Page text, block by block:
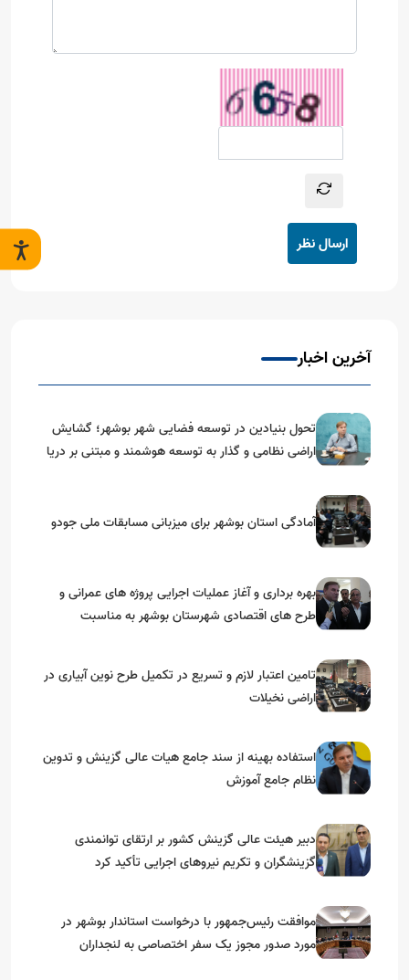
ارسال نظر
آخرین اخبار
تحول بنیادین در توسعه فضایی شهر بوشهر؛ گشایش
اراضی نظامی و گذار به توسعه هوشمند و مبتنی بر دریا
آمادگی استان بوشهر برای میزبانی مسابقات ملی جودو
بهره برداری و آغاز عملیات اجرایی پروژه های عمرانی و
طرح های اقتصادی شهرستان بوشهر به مناسبت
تامین اعتبار لازم و تسریع در تکمیل طرح نوین آبیاری در
اراضی نخیلات
استفاده بهینه از سند جامع هیات عالی گزینش و‌ تدوین
نظام جامع آموزش
دبیر هیئت عالی گزینش کشور بر ارتقای توانمندی
گزینشگران و تکریم نیروهای اجرایی تأکید کرد
موافقت رئیس‌جمهور با درخواست استاندار بوشهر در
مورد صدور مجوز یک سفر اختصاصی به لنجداران